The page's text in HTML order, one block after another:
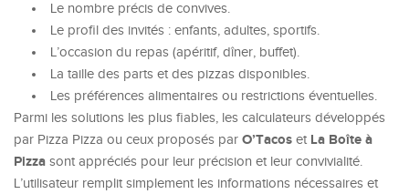
Le nombre précis de convives.
Le profil des invités : enfants, adultes, sportifs.
L’occasion du repas (apéritif, dîner, buffet).
La taille des parts et des pizzas disponibles.
Les préférences alimentaires ou restrictions éventuelles.
Parmi les solutions les plus fiables, les calculateurs développés
par Pizza Pizza ou ceux proposés par O’Tacos et La Boîte à
Pizza sont appréciés pour leur précision et leur convivialité.
L’utilisateur remplit simplement les informations nécessaires et